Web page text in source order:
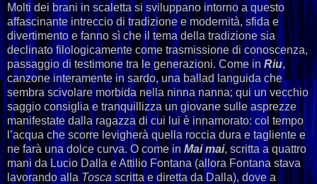
Molti dei brani in scaletta si sviluppano intorno a questo
affascinante intreccio di tradizione e modernità, sfida e
divertimento e fanno sì che il tema della tradizione sia
declinato filologicamente come trasmissione di conoscenza,
passaggio di testimone tra le generazioni. Come in Riu,
canzone interamente in sardo, una ballad languida che
sembra scivolare morbida nella ninna nanna; qui un vecchio
saggio consiglia e tranquillizza un giovane sulle asprezze
manifestate dalla ragazza di cui lui è innamorato: col tempo
l’acqua che scorre levigherà quella roccia dura e tagliente e
ne farà una dolce curva. O come in Mai mai, scritta a quattro
mani da Lucio Dalla e Attilio Fontana (allora Fontana stava
lavorando alla Tosca scritta e diretta da Dalla), dove a